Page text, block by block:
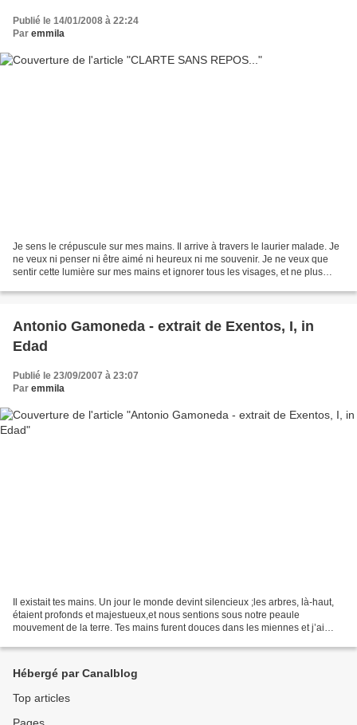
Publié le 14/01/2008 à 22:24
Par emmila
Je sens le crépuscule sur mes mains. Il arrive à travers le laurier malade. Je
ne veux ni penser ni être aimé ni heureux ni me souvenir. Je ne veux que
sentir cette lumière sur mes mains et ignorer tous les visages, et ne plus
Antonio Gamoneda - extrait de Exentos, I, in
Edad
Publié le 23/09/2007 à 23:07
Par emmila
Il existait tes mains. Un jour le monde devint silencieux ;les arbres, là-haut,
étaient profonds et majestueux,et nous sentions sous notre peaule
mouvement de la terre. Tes mains furent douces dans les miennes et j’ai
Hébergé par Canalblog
Top articles